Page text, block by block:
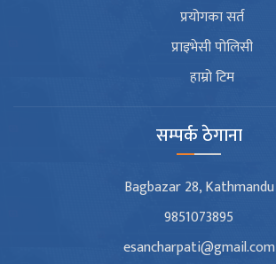
प्रयोगका सर्त
प्राइभेसी पोलिसी
हाम्रो टिम
सम्पर्क ठेगाना
Bagbazar 28, Kathmandu
9851073895
esancharpati@gmail.com